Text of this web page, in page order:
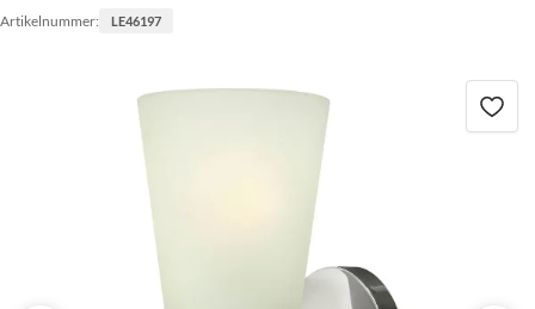
Artikelnummer: LE46197